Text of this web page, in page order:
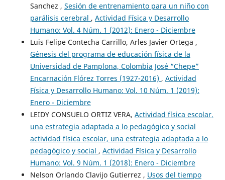
Sanchez , Sesión de entrenamiento para un niño con
parálisis cerebral , Actividad Física y Desarrollo
Humano: Vol. 4 Núm. 1 (2012): Enero - Diciembre
Luis Felipe Contecha Carrillo, Arles Javier Ortega ,
Génesis del programa de educación física de la
Universidad de Pamplona, Colombia José “Chepe”
Encarnación Flórez Torres (1927-2016) , Actividad
Física y Desarrollo Humano: Vol. 10 Núm. 1 (2019):
Enero - Diciembre
LEIDY CONSUELO ORTIZ VERA, Actividad física escolar,
una estrategia adaptada a lo pedagógico y social
actividad física escolar, una estrategia adaptada a lo
pedagógico y social , Actividad Física y Desarrollo
Humano: Vol. 9 Núm. 1 (2018): Enero - Diciembre
Nelson Orlando Clavijo Gutierrez , Usos del tiempo